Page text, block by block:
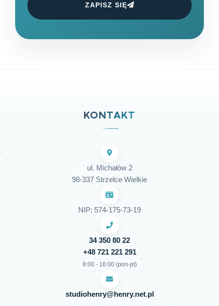
ZAPISZ SIĘ
KONTAKT
ul. Michałów 2
98-337 Strzelce Wielkie
NIP: 574-175-73-19
34 350 80 22
+48 721 221 291
8:00 - 16:00 (pon-pt)
studiohenry@henry.net.pl